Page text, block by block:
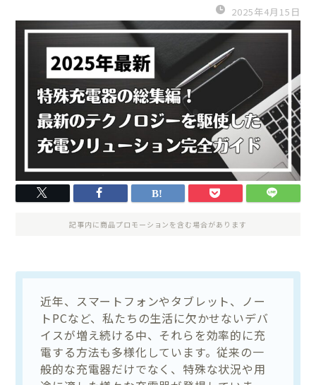
2025年4月15日
記事内に商品プロモーションを含む場合があります
近年、スマートフォンやタブレット、ノー
トPCなど、私たちの生活に欠かせないデバ
イスが増え続ける中、それらを効率的に充
電する方法も多様化しています。従来の一
般的な充電器だけでなく、特殊な状況や用